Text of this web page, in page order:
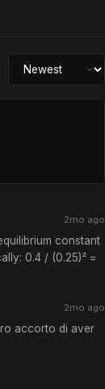
2mo ago
constant
0.4 / (0.25)² =
2mo ago
accorto di aver